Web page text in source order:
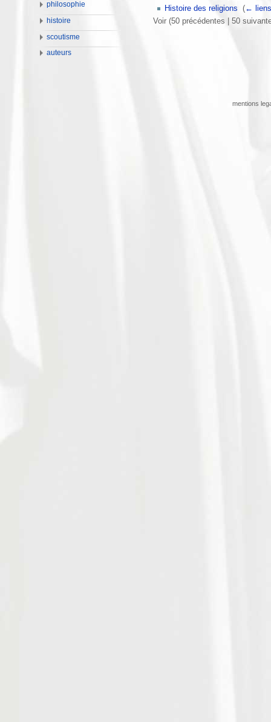
Histoire des religions
(← liens
Voir (50 précédentes | 50
philosophie
histoire
scoutisme
auteurs
mentions